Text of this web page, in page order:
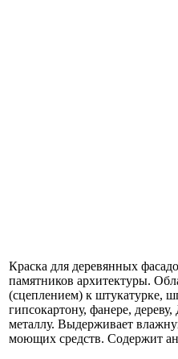
Краска для деревянных
памятников архитектуры.
(сцеплением) к штукатурке,
гипсокартону, фанере,
металлу. Выдерживает
моющих средств. Содержит